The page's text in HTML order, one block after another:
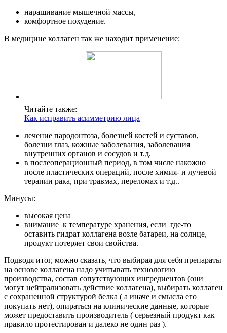
наращивание мышечной массы,
комфортное похудение.
В медицине коллаген так же находит применение:
Читайте также:
Как исправить асимметрию лица
лечение пародонтоза, болезней костей и суставов,
болезни глаз, кожные заболевания, заболевания
внутренних органов и сосудов и т.д.
в послеоперационный период, в том числе накожно
после пластических операций, после химия- и лучевой
терапии рака, при травмах, переломах и т.д..
Минусы:
высокая цена
внимание к температуре хранения, если где-то
оставить гидрат коллагена возле батареи, на солнце, –
продукт потеряет свои свойства.
Подводя итог, можно сказать, что выбирая для себя препараты
на основе коллагена надо учитывать технологию
производства, состав сопутствующих ингредиентов (они
могут нейтрализовать действие коллагена), выбирать коллаген
с сохраненной структурой белка ( а иначе и смысла его
покупать нет), опираться на клинические данные, которые
может предоставить производитель ( серьезный продукт как
правило протестирован и далеко не один раз ).